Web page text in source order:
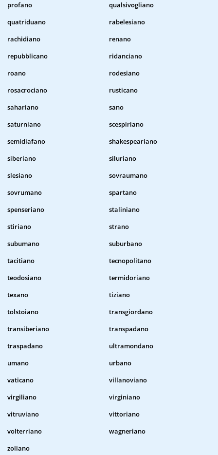
profano
qualsivogliano
quatriduano
rabelesiano
rachidiano
renano
repubblicano
ridanciano
roano
rodesiano
rosacrociano
rusticano
sahariano
sano
saturniano
scespiriano
semidiafano
shakespeariano
siberiano
siluriano
slesiano
sovraumano
sovrumano
spartano
spenseriano
staliniano
stiriano
strano
subumano
suburbano
tacitiano
tecnopolitano
teodosiano
termidoriano
texano
tiziano
tolstoiano
transgiordano
transiberiano
transpadano
traspadano
ultramondano
umano
urbano
vaticano
villanoviano
virgiliano
virginiano
vitruviano
vittoriano
volterriano
wagneriano
zoliano